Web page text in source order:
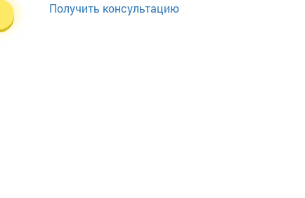
Получить консультацию